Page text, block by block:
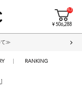
43
¥ 506,288
て≫
RANKING